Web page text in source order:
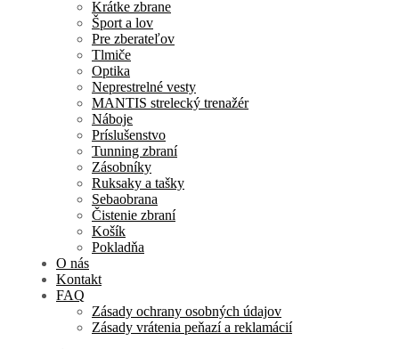
Krátke zbrane
Šport a lov
Pre zberateľov
Tlmiče
Optika
Neprestrelné vesty
MANTIS strelecký trenažér
Náboje
Príslušenstvo
Tunning zbraní
Zásobníky
Ruksaky a tašky
Sebaobrana
Čistenie zbraní
Košík
Pokladňa
O nás
Kontakt
FAQ
Zásady ochrany osobných údajov
Zásady vrátenia peňazí a reklamácií